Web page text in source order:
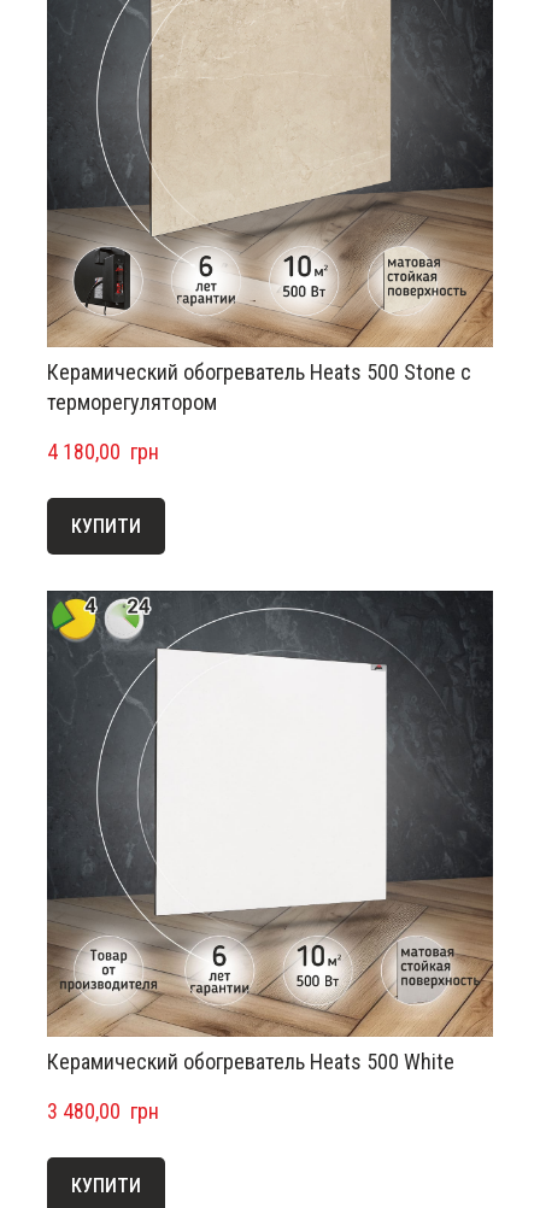
Керамический обогреватель Heats 500 Stone с
терморегулятором
4 180,00  грн
КУПИТИ
Керамический обогреватель Heats 500 White
3 480,00  грн
КУПИТИ